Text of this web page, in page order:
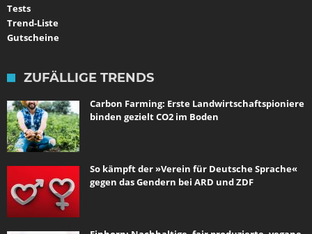
Tests
Trend-Liste
Gutscheine
ZUFÄLLIGE TRENDS
Carbon Farming: Erste Landwirtschaftspioniere
binden gezielt CO2 im Boden
So kämpft der »Verein für Deutsche Sprache«
gegen das Gendern bei ARD und ZDF